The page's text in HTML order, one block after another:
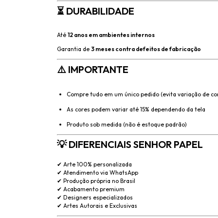
⏳ DURABILIDADE
Até 12 anos em ambientes internos
Garantia de 3 meses contra defeitos de fabricação
⚠️ IMPORTANTE
Compre tudo em um único pedido (evita variação de
As cores podem variar até 15% dependendo da tela
Produto sob medida (não é estoque padrão)
💡 DIFERENCIAIS SENHOR PAPEL
✔ Arte 100% personalizada
✔ Atendimento via WhatsApp
✔ Produção própria no Brasil
✔ Acabamento premium
✔ Designers especializados
✔ Artes Autorais e Exclusivas